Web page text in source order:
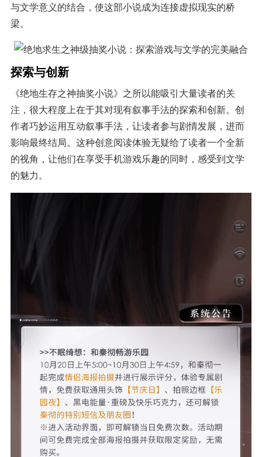
与文学意义的结合，使这部小说成为连接虚拟现实的桥
梁。
探索与创新
《绝地生存之神抽奖小说》之所以能吸引大量读者的关
注，很大程度上在于其对现有叙事手法的探索和创新。创
作者巧妙运用互动叙事手法，让读者参与剧情发展，进而
影响最终结局。这种创意阅读体验无疑给了读者一个全新
的视角，让他们在享受手机游戏乐趣的同时，感受到文学
的魅力。